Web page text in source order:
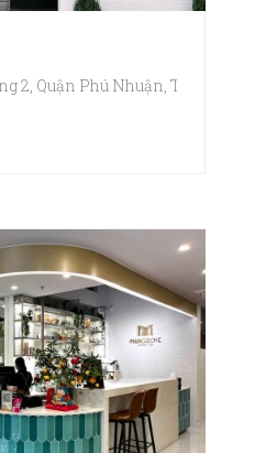
2, Quận Phú Nhuận, TP.HCM